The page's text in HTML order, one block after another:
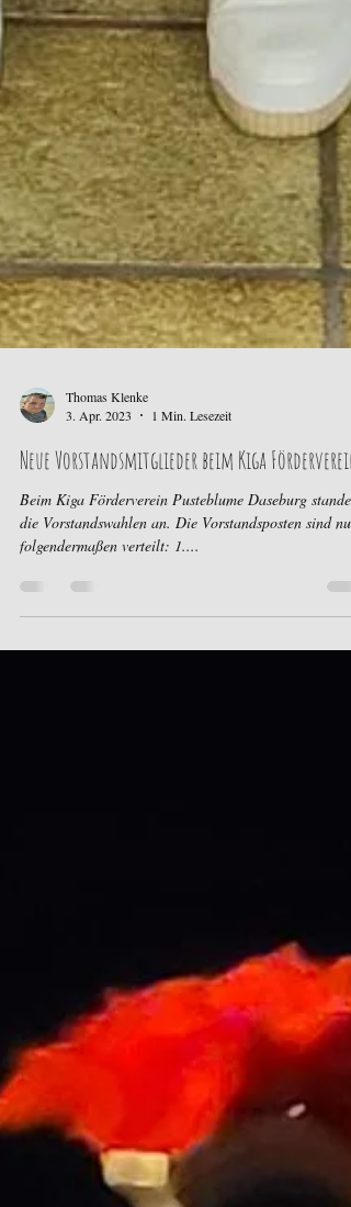
Thomas Klenke
3. Apr. 2023
1 Min. Lesezeit
Neue Vorstandsmitglieder beim Kiga Förderverein!
Beim Kiga Förderverein Pusteblume Daseburg standen
folgendermaßen verteilt: 1....